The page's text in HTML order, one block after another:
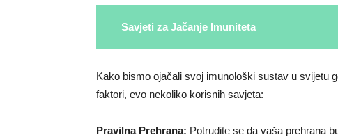
Savjeti za Jačanje Imuniteta
Kako bismo ojačali svoj imunološki sustav u svijetu
faktori, evo nekoliko korisnih savjeta:
Pravilna Prehrana: Potrudite se da vaša prehrana